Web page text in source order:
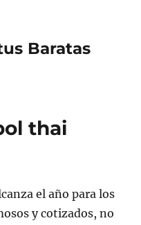
Baratas
thai
el año para los
y cotizados, no